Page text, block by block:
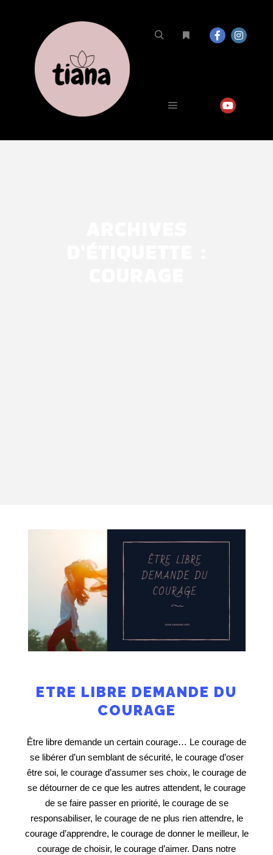
ETRE LIBRE DEMANDE DU
COURAGE
Être libre demande un certain courage… Le courage de
se libérer d’un semblant de sécurité, le courage d’oser
être soi, le courage d’assumer ses choix, le courage de
se détourner de ce que les autres attendent, le courage
de se faire passer en priorité, le courage de se
responsabiliser, le courage de ne plus rien attendre, le
courage d’apprendre, le courage de donner le meilleur, le
courage de choisir, le courage d’aimer. Dans notre